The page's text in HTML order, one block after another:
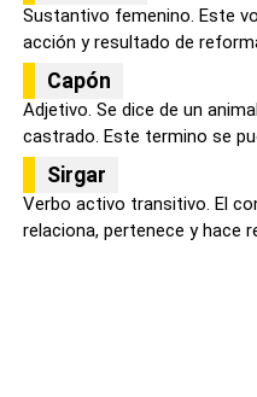
Sustantivo femenino. Este
acción y resultado de
Capón
Adjetivo. Se dice de un
castrado. Este termino se
Sirgar
Verbo activo transitivo. El
relaciona, pertenece y hace